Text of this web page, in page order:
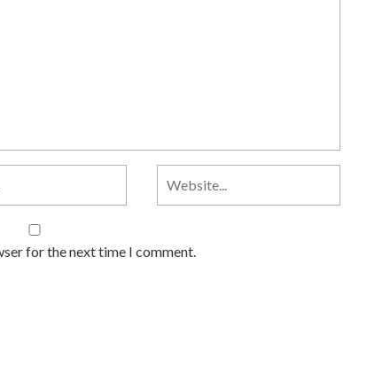
for the next time I comment.